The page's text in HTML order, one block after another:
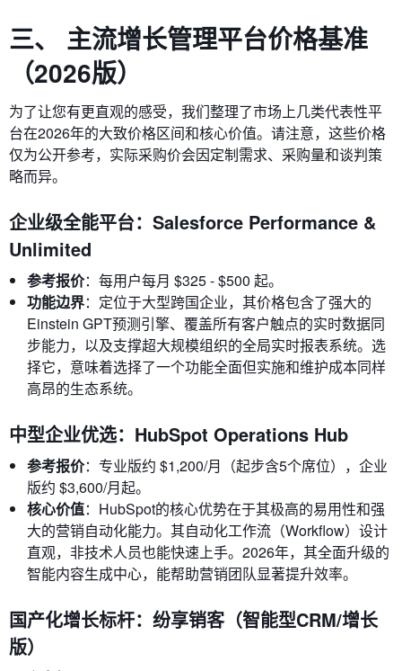
三、 主流增长管理平台价格基准
（2026版）
为了让您有更直观的感受，我们整理了市场上几类代表性平
台在2026年的大致价格区间和核心价值。请注意，这些价格
仅为公开参考，实际采购价会因定制需求、采购量和谈判策
略而异。
企业级全能平台：Salesforce Performance &
Unlimited
参考报价：每用户每月 $325 - $500 起。
功能边界：定位于大型跨国企业，其价格包含了强大的
Einstein GPT预测引擎、覆盖所有客户触点的实时数据同
步能力，以及支撑超大规模组织的全局实时报表系统。选
择它，意味着选择了一个功能全面但实施和维护成本同样
高昂的生态系统。
中型企业优选：HubSpot Operations Hub
参考报价：专业版约 $1,200/月（起步含5个席位），企业
版约 $3,600/月起。
核心价值：HubSpot的核心优势在于其极高的易用性和强
大的营销自动化能力。其自动化工作流（Workflow）设计
直观，非技术人员也能快速上手。2026年，其全面升级的
智能内容生成中心，能帮助营销团队显著提升效率。
国产化增长标杆：纷享销客（智能型CRM/增长
版）